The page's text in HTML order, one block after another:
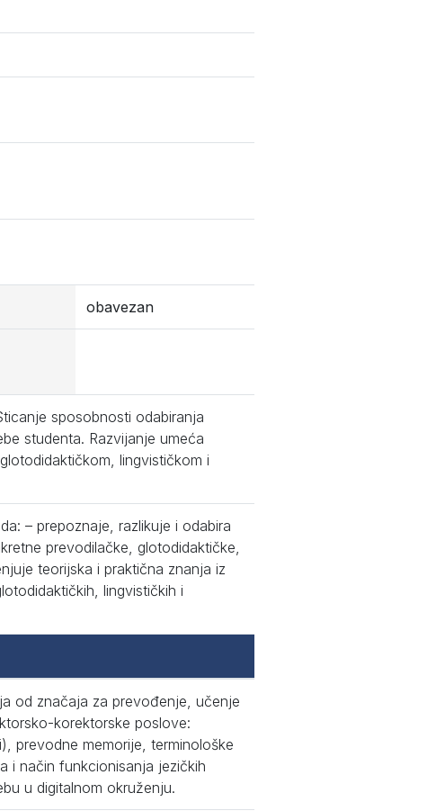
obavezan
sposobnosti odabiranja
studenta. Razvijanje umeća
lingvističkom i
– prepoznaje, razlikuje i odabira
prevodilačke, glotodidaktičke,
teorijska i praktična znanja iz
lingvističkih i
od značaja za prevođenje, učenje
korektorske poslove:
prevodne memorije, terminološke
i način funkcionisanja jezičkih
u digitalnom okruženju.